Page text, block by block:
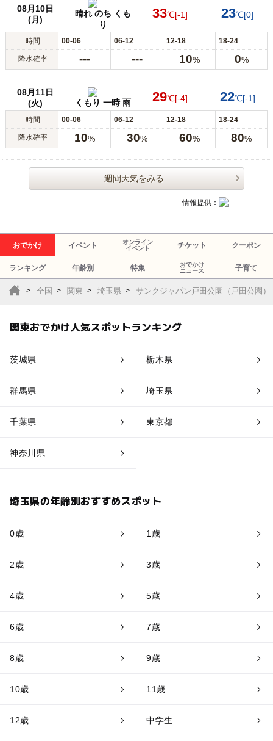
08月10日
(月)
晴れ のち くも
り
33℃[-1] 23℃[0]
時間 00-06 06-12 12-18 18-24
降水確率 --- --- 10% 0%
08月11日
(火)
くもり 一時 雨 29℃[-4] 22℃[-1]
時間 00-06 06-12 12-18 18-24
降水確率 10% 30% 60% 80%
週間天気をみる
情報提供：
おでかけ イベント
オンライン
イベント
チケット クーポン
ランキング 年齢別 特集
おでかけ
ニュース
子育て
全国 関東 埼玉県 サンクジャパン戸田公園（戸田公園）
関東おでかけ人気スポットランキング
茨城県 栃木県
群馬県 埼玉県
千葉県 東京都
神奈川県
埼玉県の年齢別おすすめスポット
0歳 1歳
2歳 3歳
4歳 5歳
6歳 7歳
8歳 9歳
10歳 11歳
12歳 中学生